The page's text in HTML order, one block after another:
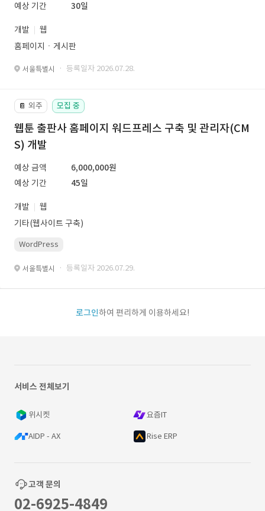
예상 기간
30일
개발
웹
홈페이지ㆍ게시판
서울특별시 · 등록일자 2026.07.28.
📔 외주 모집 중
웹툰 출판사 홈페이지 워드프레스 구축 및 관리자(CM
S) 개발
예상 금액
6,000,000원
예상 기간
45일
개발
웹
기타(웹사이트 구축)
WordPress
서울특별시 · 등록일자 2026.07.29.
로그인하여 편리하게 이용하세요!
서비스 전체보기
위시켓 요즘IT
AIDP - AX Rise ERP
고객 문의
02-6925-4849